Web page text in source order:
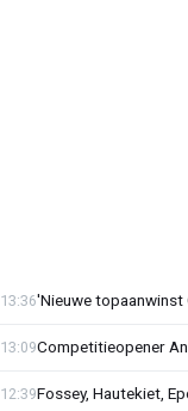
'Nieuwe
13:36
Competitieopener
13:09
Fossey, Hautekiet,
12:39